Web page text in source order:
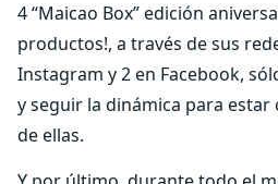
4 “Maicao Box” edición
productos!, a través de sus
Instagram y 2 en Facebook,
y seguir la dinámica para
de ellas.